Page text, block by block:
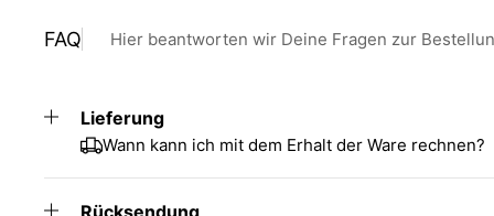
FAQ Hier beantworten wir Deine Fragen zur
Lieferung
Wann kann ich mit dem Erhalt der Ware rechnen?
Rücksendung